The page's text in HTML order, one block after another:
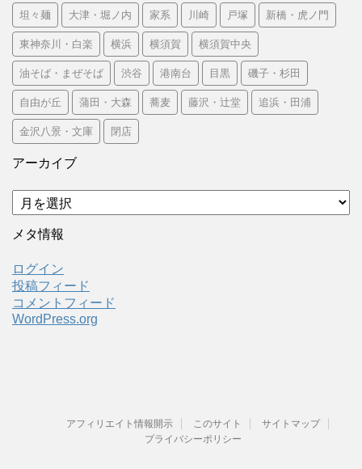
坦々麺 大津・堀ノ内 家系 川崎 戸塚 新橋・虎ノ門
東神奈川・白楽 横浜 横須賀 横須賀中央
油そば・まぜそば 渋谷 港南台 目黒 磯子・杉田
自由が丘 蒲田・大森 蕎麦 藤沢・辻堂 追浜・田浦
金沢八景・文庫 閉店
アーカイブ
ア
ー
カ
ブ
メタ情報
ログイン
投稿フィード
コメントフィード
WordPress.org
アフィリエイト情報開示 このサイト
サイトマップ
プライバシーポリシー